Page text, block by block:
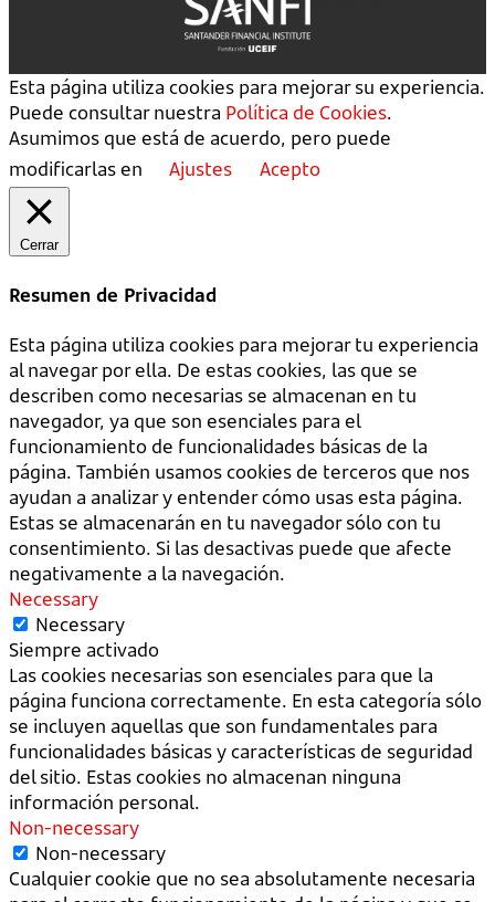
Esta página utiliza cookies para mejorar su experiencia.
Puede consultar nuestra Política de Cookies.
Asumimos que está de acuerdo, pero puede
modificarlas en
Ajustes Acepto
Cerrar
Resumen de Privacidad
Esta página utiliza cookies para mejorar tu experiencia
al navegar por ella. De estas cookies, las que se
describen como necesarias se almacenan en tu
navegador, ya que son esenciales para el
funcionamiento de funcionalidades básicas de la
página. También usamos cookies de terceros que nos
ayudan a analizar y entender cómo usas esta página.
Estas se almacenarán en tu navegador sólo con tu
consentimiento. Si las desactivas puede que afecte
negativamente a la navegación.
Necessary
Necessary
Siempre activado
Las cookies necesarias son esenciales para que la
página funciona correctamente. En esta categoría sólo
se incluyen aquellas que son fundamentales para
funcionalidades básicas y características de seguridad
del sitio. Estas cookies no almacenan ninguna
información personal.
Non-necessary
Non-necessary
Cualquier cookie que no sea absolutamente necesaria